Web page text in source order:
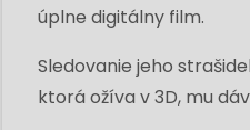
úplne digitálny film.
Sledovanie jeho
ktorá ožíva v 3D, mu